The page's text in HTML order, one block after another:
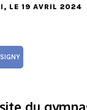
, LE 19 AVRIL 2024
du